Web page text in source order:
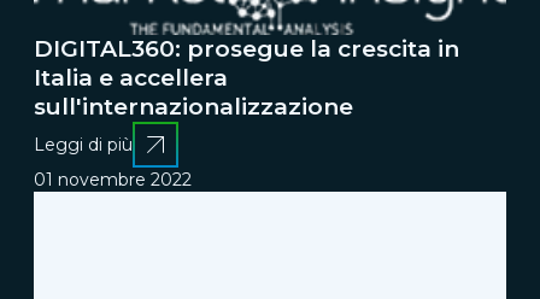
DIGITAL360: prosegue la crescita in
Italia e accellera
sull'internazionalizzazione
Leggi di più
01 novembre 2022